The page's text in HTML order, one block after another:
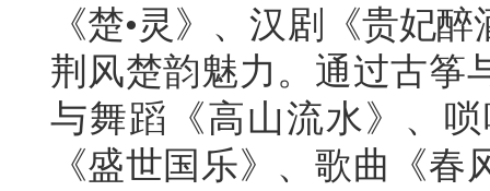
《楚•灵》、汉剧《贵妃
荆风楚韵魅力。通过古筝
与舞蹈《高山流水》、
《盛世国乐》、歌曲《